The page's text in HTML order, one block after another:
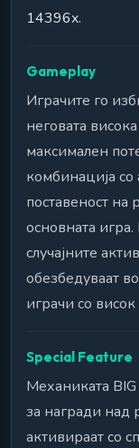
14396x.
Gameplay
Играчите го
неговата
максимален
комбинација
поставеност
основната
случајните
обезбедуваат
играчи со
Special Feature
Механиката BIG
за награди над
активираат со